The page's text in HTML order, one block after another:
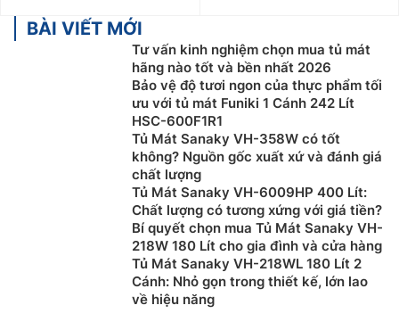
BÀI VIẾT MỚI
Tư vấn kinh nghiệm chọn mua tủ mát
hãng nào tốt và bền nhất 2026
Bảo vệ độ tươi ngon của thực phẩm tối
ưu với tủ mát Funiki 1 Cánh 242 Lít
HSC-600F1R1
Tủ Mát Sanaky VH-358W có tốt
không? Nguồn gốc xuất xứ và đánh giá
chất lượng
Tủ Mát Sanaky VH-6009HP 400 Lít:
Chất lượng có tương xứng với giá tiền?
Bí quyết chọn mua Tủ Mát Sanaky VH-
218W 180 Lít cho gia đình và cửa hàng
Tủ Mát Sanaky VH-218WL 180 Lít 2
Cánh: Nhỏ gọn trong thiết kế, lớn lao
về hiệu năng